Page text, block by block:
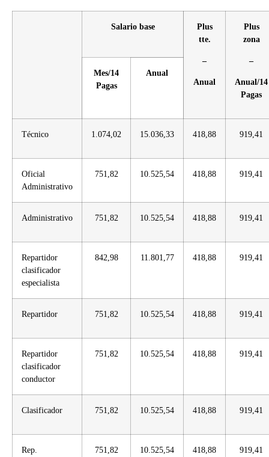
Salario base
Plus
tte.
–
Anual
Plus
zona
–
Anual/14
Pagas
Mes/14
Pagas
Anual
Técnico 1.074,02 15.036,33 418,88 919,41
Oficial
Administrativo
751,82 10.525,54 418,88 919,41
Administrativo 751,82 10.525,54 418,88 919,41
Repartidor
clasificador
especialista
842,98 11.801,77 418,88 919,41
Repartidor 751,82 10.525,54 418,88 919,41
Repartidor
clasificador
conductor
751,82 10.525,54 418,88 919,41
Clasificador 751,82 10.525,54 418,88 919,41
Rep.
751,82 10.525,54 418,88 919,41